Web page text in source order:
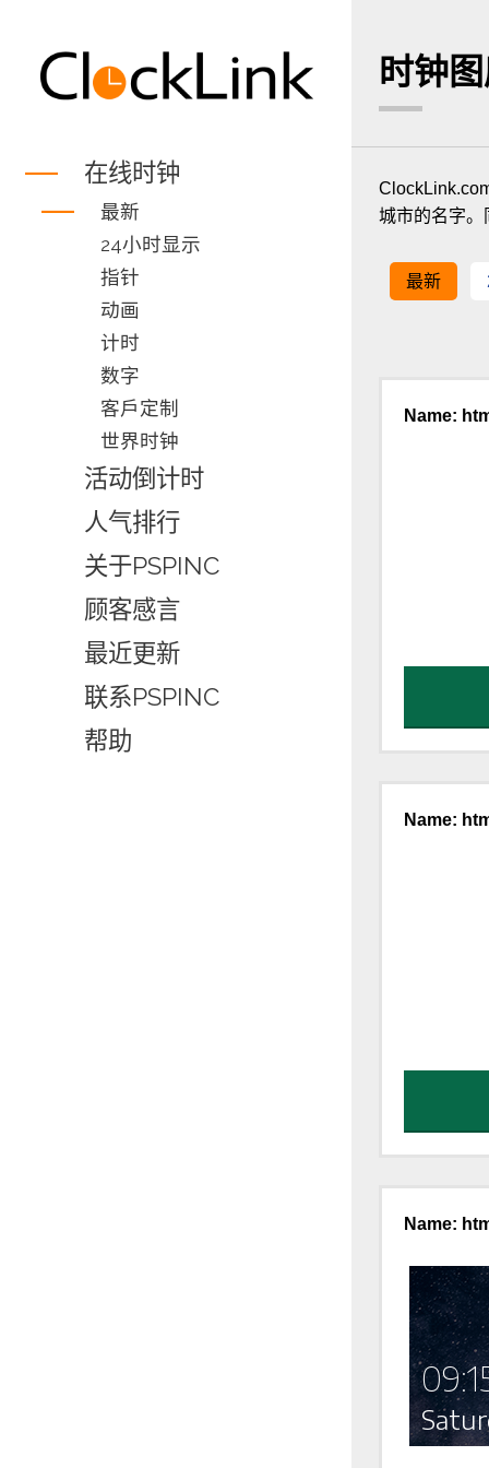
在线时钟
最新
24小时显示
指针
动画
计时
数字
客戶定制
世界时钟
活动倒计时
人气排行
关于PSPINC
顾客感言
最近更新
联系PSPINC
帮助
时钟
城市的名字。
最新
Name:
Name:
Name: